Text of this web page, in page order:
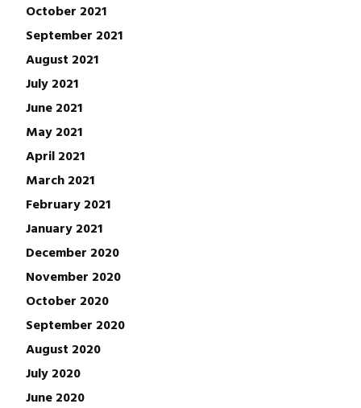
October 2021
September 2021
August 2021
July 2021
June 2021
May 2021
April 2021
March 2021
February 2021
January 2021
December 2020
November 2020
October 2020
September 2020
August 2020
July 2020
June 2020